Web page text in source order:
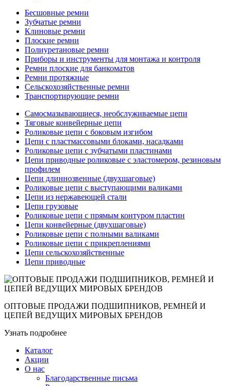
Бесшовные ремни
Зубчатые ремни
Клиновые ремни
Плоские ремни
Полиуретановые ремни
Приборы и инструменты для монтажа и контроля
Ремни плоские для банкоматов
Ремни протяжные
Сельскохозяйственные ремни
Транспортирующие ремни
Самосмазывающиеся, необслуживаемые цепи
Тяговые конвейерные цепи
Роликовые цепи с боковым изгибом
Цепи с пластмассовыми блоками, насадками
Роликовые цепи с зубчатыми пластинами
Цепи приводные роликовые с эластомером, резиновым
профилем
Цепи длиннозвенные (двухшаговые)
Роликовые цепи с выступающими валиками
Цепи из нержавеющей стали
Цепи грузовые
Роликовые цепи с прямым контуром пластин
Цепи конвейерные (двухшаговые)
Роликовые цепи с полными валиками
Роликовые цепи с прикреплениями
Цепи сельскохозяйственные
Цепи приводные
ОПТОВЫЕ ПРОДАЖИ ПОДШИПНИКОВ, РЕМНЕЙ И
ЦЕПЕЙ ВЕДУЩИХ МИРОВЫХ БРЕНДОВ
Узнать подробнее
Каталог
Акции
О нас
Благодарственные письма